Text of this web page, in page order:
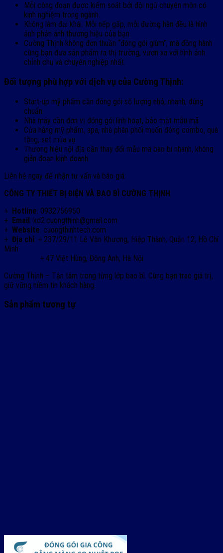
Mỗi công đoạn được kiểm soát bởi đội ngũ chuyên môn có
kinh nghiệm trong ngành.
Không làm đại khái. Mỗi nếp gấp, mỗi đường hàn đều là hình
ảnh phản ánh thương hiệu của bạn.
Cường Thịnh không đơn thuần “đóng gói giùm”, mà đồng hành
cùng bạn đưa sản phẩm ra thị trường, vươn xa với hình ảnh
chỉnh chu và chuyên nghiệp nhất.
Đối tượng phù hợp với dịch vụ của Cường Thịnh:
Start-up mỹ phẩm cần đóng gói số lượng nhỏ, nhanh, đúng
chuẩn
Nhà máy cần đơn vị đóng gói linh hoạt, bảo mật mẫu mã
Cửa hàng mỹ phẩm, spa, nhà phân phối muốn đóng combo, quà
tặng, set mùa vụ
Thương hiệu nội địa cần thay đổi mẫu mã bao bì nhanh, không
gián đoạn kinh doanh
Liên hệ ngay để nhận tư vấn và báo giá:
CÔNG TY THIẾT BỊ ĐIỆN VÀ BAO BÌ CƯỜNG THỊNH
+ Hotline: 0932756950
+ Email: kd2.cuongthinh@gmail.com
+ Website: cuongthinhtech.com
+ Địa chỉ: + 237/29/11 Lê Văn Khương, Hiệp Thành, Quận 12, Hồ Chí
Minh
+ 47 Việt Hùng, Đông Anh, Hà Nội
Cường Thịnh – Tận tâm trong từng lớp bao bì. Cùng bạn trao giá trị,
giữ vững niềm tin khách hàng.
Sản phẩm tương tự